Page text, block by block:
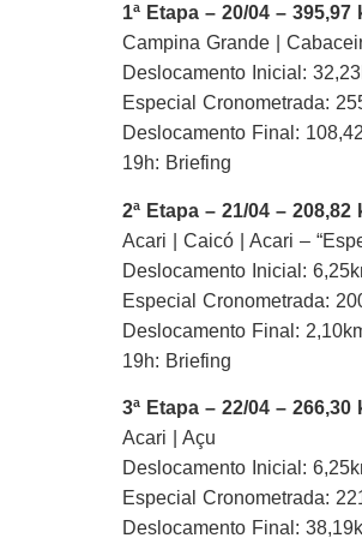
1ª Etapa – 20/04 – 395,97
Campina Grande |
Deslocamento Inicial:
Especial Cronometrada:
Deslocamento Final:
19h: Briefing
2ª Etapa – 21/04 – 208,82
Acari | Caicó | Acari –
Deslocamento Inicial:
Especial Cronometrada:
Deslocamento Final:
19h: Briefing
3ª Etapa – 22/04 – 266,30
Acari | Açu
Deslocamento Inicial:
Especial Cronometrada:
Deslocamento Final: